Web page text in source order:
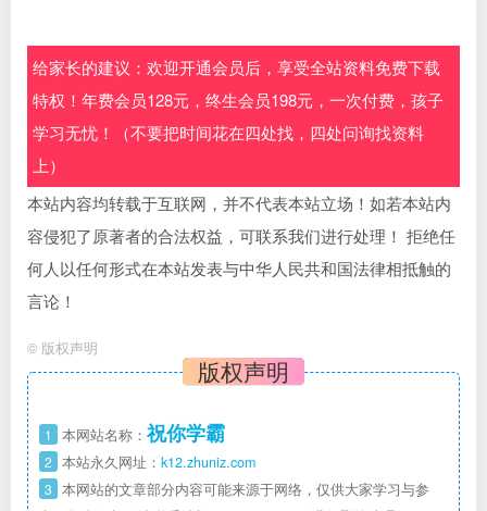
给家长的建议：欢迎开通会员后，享受全站资料免费下载
特权！年费会员128元，终生会员198元，一次付费，孩子
学习无忧！（不要把时间花在四处找，四处问询找资料
上）
本站内容均转载于互联网，并不代表本站立场！如若本站内
容侵犯了原著者的合法权益，可联系我们进行处理！ 拒绝任
何人以任何形式在本站发表与中华人民共和国法律相抵触的
言论！
© 版权声明
版权声明
1 本网站名称： 祝你学霸
2 本站永久网址： k12.zhuniz.com
3 本网站的文章部分内容可能来源于网络，仅供大家学习与参